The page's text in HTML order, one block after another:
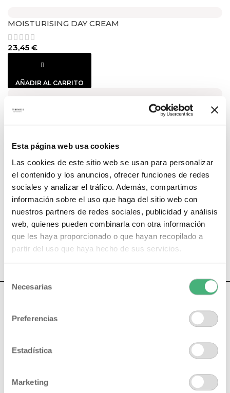
Esta página web usa cookies
Las cookies de este sitio web se usan para personalizar
el contenido y los anuncios, ofrecer funciones de redes
sociales y analizar el tráfico. Además, compartimos
información sobre el uso que haga del sitio web con
nuestros partners de redes sociales, publicidad y análisis
web, quienes pueden combinarla con otra información
que les haya proporcionado o que hayan recopilado a
partir del uso que haya hecho de sus servicios.
Necesarias
Preferencias
Estadística
Marketing
MOISTURISING DAY CREAM
23,45 €
AÑADIR AL CARRITO
16,20€
AÑADIR AL CARRITO
BI-PHASE SOLUTION
13,20€
AÑADIR AL CARRITO
PAGO SEGURO ENVÍO GRATIS